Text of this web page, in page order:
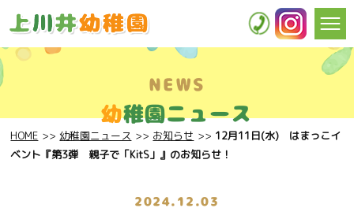
NEWS
幼稚園ニュース
HOME 幼稚園ニュース お知らせ
12月11日(水) はまっこイ
ベント『第3弾 親子で「KitS」』のお知らせ！
2024.12.03